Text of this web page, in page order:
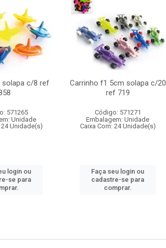
solapa c/8 ref
571265
Unidade
24 Unidade(s)
login ou
se para
Carrinho f1 5cm solapa c/20
ref 719
Código: 571271
Embalagem: Unidade
Caixa Com: 24 Unidade(s)
Faça seu login ou
cadastre-se para
comprar.